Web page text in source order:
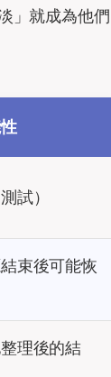
」就成為他們
試）
束後可能恢
理後的結